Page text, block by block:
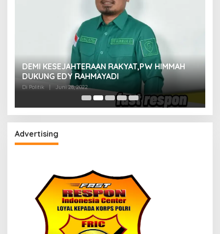
DEMI KESEJAHTERAAN RAKYAT,PW HIMMAH
DUKUNG EDY RAHMAYADI
Di Politik Juni 28, 2022
Advertising